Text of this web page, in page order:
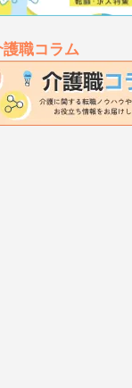
護職コラム